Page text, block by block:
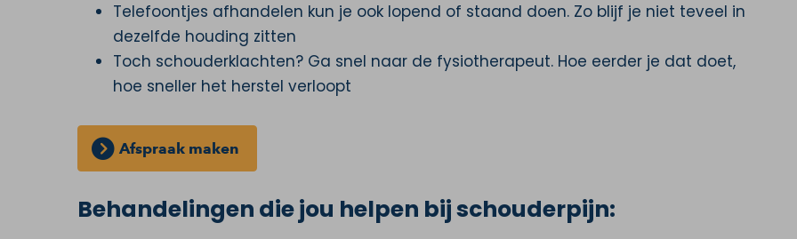
Telefoontjes afhandelen kun je ook lopend of staand doen. Zo blijf je niet teveel in
dezelfde houding zitten
Toch schouderklachten? Ga snel naar de fysiotherapeut. Hoe eerder je dat doet,
hoe sneller het herstel verloopt
Afspraak maken
Behandelingen die jou helpen bij schouderpijn: